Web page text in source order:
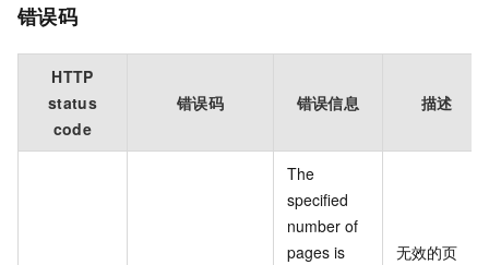
错误码
HTTP
status
code
错误码 错误信息 描述
The
specified
number of
pages is
无效的页